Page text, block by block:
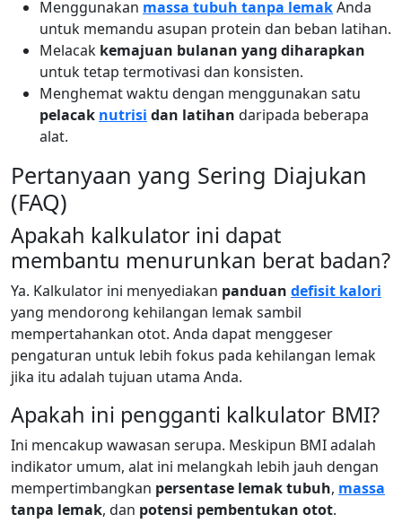
Menggunakan massa tubuh tanpa lemakAnda
untuk memandu asupan protein dan beban latihan.
Melacak kemajuan bulanan yang diharapkan
untuk tetap termotivasi dan konsisten.
Menghemat waktu dengan menggunakan satu
pelacak nutrisi dan latihan daripada beberapa
alat.
Pertanyaan yang Sering Diajukan
(FAQ)
Apakah kalkulator ini dapat
membantu menurunkan berat badan?
Ya. Kalkulator ini menyediakan panduan defisit kalori
yang mendorong kehilangan lemak sambil
mempertahankan otot. Anda dapat menggeser
pengaturan untuk lebih fokus pada kehilangan lemak
jika itu adalah tujuan utama Anda.
Apakah ini pengganti kalkulator BMI?
Ini mencakup wawasan serupa. Meskipun BMI adalah
indikator umum, alat ini melangkah lebih jauh dengan
mempertimbangkan persentase lemak tubuh, massa
tanpa lemak, dan potensi pembentukan otot.